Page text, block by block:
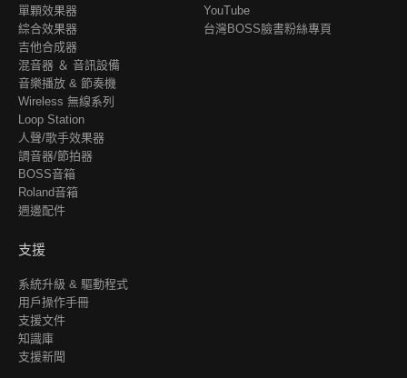
單顆效果器
綜合效果器
吉他合成器
混音器 ＆ 音訊設備
音樂播放 & 節奏機
Wireless 無線系列
Loop Station
人聲/歌手效果器
調音器/節拍器
BOSS音箱
Roland音箱
週邊配件
YouTube
台灣BOSS臉書粉絲專頁
支援
系統升級 & 驅動程式
用戶操作手冊
支援文件
知識庫
支援新聞